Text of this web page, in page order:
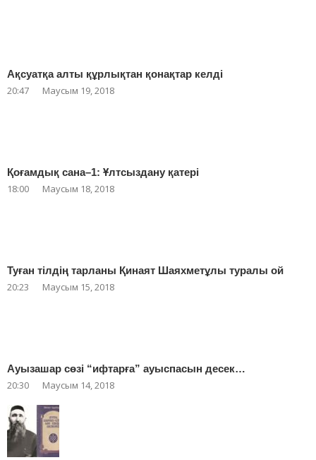
Ақсуатқа алты құрлықтан қонақтар келді
20:47 Маусым 19, 2018
Қоғамдық сана–1: Ұлтсыздану қатері
18:00 Маусым 18, 2018
Туған тілдің тарланы Қинаят Шаяхметұлы туралы ой
20:23 Маусым 15, 2018
Ауызашар сөзі “ифтарға” ауыспасын десек…
20:30 Маусым 14, 2018